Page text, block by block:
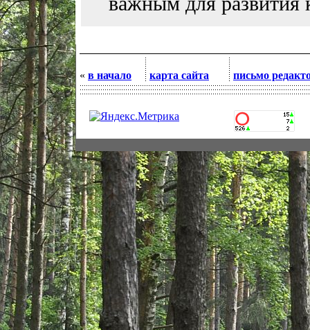
« в начало карта сайта письмо